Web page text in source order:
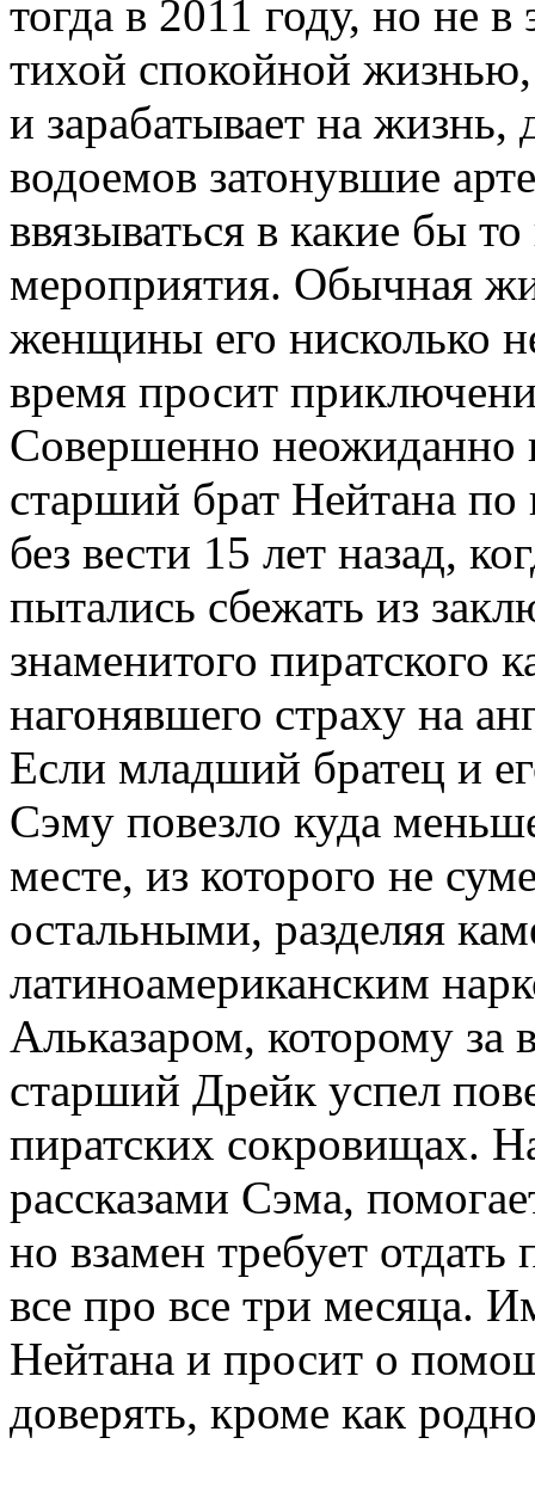
тогда в 2011 году, но не
тихой спокойной
и зарабатывает на жизнь,
водоемов затонувшие
ввязываться в какие бы
мероприятия. Обычная
женщины его нисколько
время просит
Совершенно неожиданно
старший брат Нейтана
без вести 15 лет назад,
пытались сбежать из
знаменитого пиратского
нагонявшего страху на
Если младший братец и
Сэму повезло куда
месте, из которого не
остальными, разделяя
латиноамериканским
Альказаром, которому за
старший Дрейк успел
пиратских сокровищах.
рассказами Сэма,
но взамен требует
все про все три месяца.
Нейтана и просит о
доверять, кроме как